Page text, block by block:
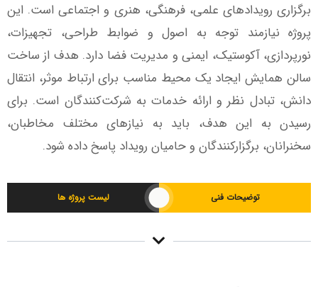
برگزاری رویدادهای علمی، فرهنگی، هنری و اجتماعی است. این
پروژه نیازمند توجه به اصول و ضوابط طراحی، تجهیزات،
نورپردازی، آکوستیک، ایمنی و مدیریت فضا دارد. هدف از ساخت
سالن همایش ایجاد یک محیط مناسب برای ارتباط موثر، انتقال
دانش، تبادل نظر و ارائه خدمات به شرکت‌کنندگان است. برای
رسیدن به این هدف، باید به نیازهای مختلف مخاطبان،
سخنرانان، برگزارکنندگان و حامیان رویداد پاسخ داده شود.
توضیحات فنی لیست پروژه ها